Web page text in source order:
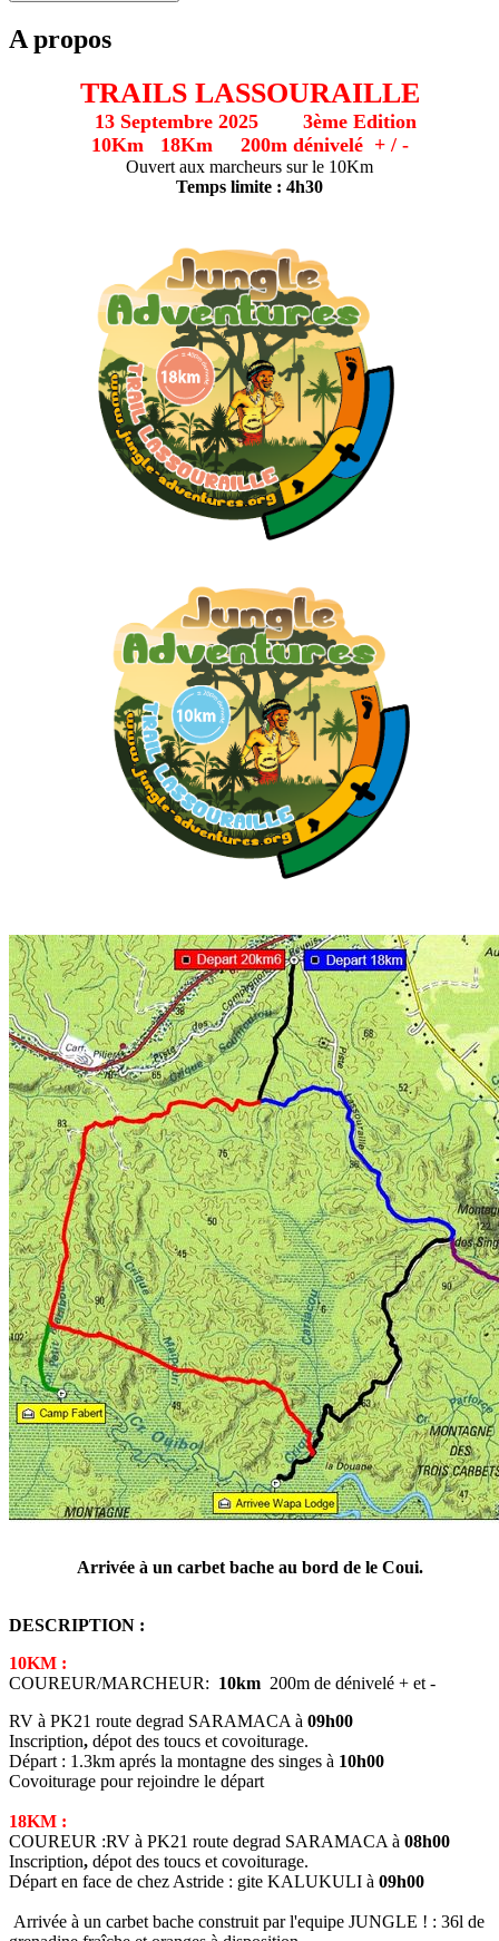
A propos
TRAILS LASSOURAILLE
13 Septembre 2025 3ème Edition
10Km 18Km 200m dénivelé + / -
Ouvert aux marcheurs sur le 10Km
Temps limite : 4h30
Arrivée à un carbet bache au bord de le Coui.
DESCRIPTION :
10KM :
COUREUR/MARCHEUR: 10km 200m de dénivelé + et -
RV à PK21 route degrad SARAMACA à 09h00
Inscription, dépot des toucs et covoiturage.
Départ : 1.3km aprés la montagne des singes à 10h00
Covoiturage pour rejoindre le départ
18KM :
COUREUR :RV à PK21 route degrad SARAMACA à 08h00
Inscription, dépot des toucs et covoiturage.
Départ en face de chez Astride : gite KALUKULI à 09h00
Arrivée à un carbet bache construit par l'equipe JUNGLE ! : 36l de